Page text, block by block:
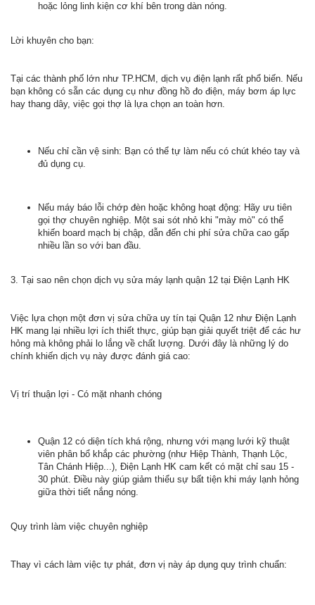
hoặc lỏng linh kiện cơ khí bên trong dàn nóng.
Lời khuyên cho bạn:
Tại các thành phố lớn như TP.HCM, dịch vụ điện lạnh rất phổ biến. Nếu
bạn không có sẵn các dụng cụ như đồng hồ đo điện, máy bơm áp lực
hay thang dây, việc gọi thợ là lựa chọn an toàn hơn.
Nếu chỉ cần vệ sinh: Bạn có thể tự làm nếu có chút khéo tay và
đủ dụng cụ.
Nếu máy báo lỗi chớp đèn hoặc không hoạt động: Hãy ưu tiên
gọi thợ chuyên nghiệp. Một sai sót nhỏ khi "mày mò" có thể
khiến board mạch bị chập, dẫn đến chi phí sửa chữa cao gấp
nhiều lần so với ban đầu.
3. Tại sao nên chọn dịch vụ sửa máy lạnh quận 12 tại Điện Lạnh HK
Việc lựa chọn một đơn vị sửa chữa uy tín tại Quận 12 như Điện Lạnh
HK mang lại nhiều lợi ích thiết thực, giúp bạn giải quyết triệt để các hư
hỏng mà không phải lo lắng về chất lượng. Dưới đây là những lý do
chính khiến dịch vụ này được đánh giá cao:
Vị trí thuận lợi - Có mặt nhanh chóng
Quận 12 có diện tích khá rộng, nhưng với mạng lưới kỹ thuật
viên phân bổ khắp các phường (như Hiệp Thành, Thạnh Lộc,
Tân Chánh Hiệp...), Điện Lạnh HK cam kết có mặt chỉ sau 15 -
30 phút. Điều này giúp giảm thiểu sự bất tiện khi máy lạnh hỏng
giữa thời tiết nắng nóng.
Quy trình làm việc chuyên nghiệp
Thay vì cách làm việc tự phát, đơn vị này áp dụng quy trình chuẩn: